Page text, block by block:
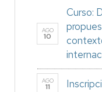
AGO
10
Curso:
AGO
11